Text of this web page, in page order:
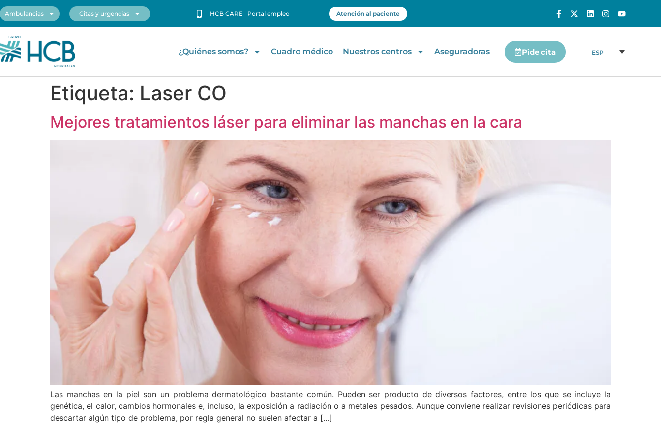
Ambulancias Citas y urgencias HCB CARE Portal empleo Atención al paciente
¿Quiénes somos? Cuadro médico Nuestros centros Aseguradoras Pide cita ESP
Etiqueta: Laser CO
Mejores tratamientos láser para eliminar las manchas en la cara
Las manchas en la piel son un problema dermatológico bastante común. Pueden ser producto de diversos factores, entre los que se incluye la
genética, el calor, cambios hormonales e, incluso, la exposición a radiación o a metales pesados. Aunque conviene realizar revisiones periódicas para
descartar algún tipo de problema, por regla general no suelen afectar a […]